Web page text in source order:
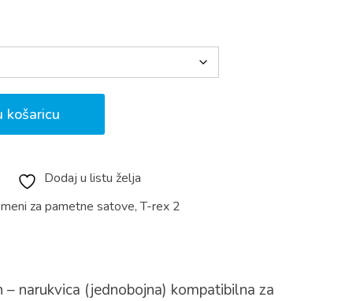
košaricu
Dodaj u listu želja
za pametne satove,T-rex 2
– narukvica (jednobojna) kompatibilna za